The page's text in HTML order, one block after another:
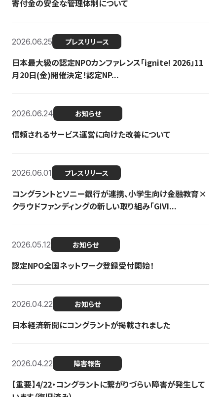
寄付金の安全な管理体制について
2026.06.25 プレスリリース
日本最大級の認定NPOカンファレンス「ignite! 2026」11
月20日(金)開催決定！認定NP...
2026.06.24 お知らせ
信頼されるサービス運営に向けた改善について
2026.06.01 プレスリリース
コングラントとソニー銀行が連携、小学生向け金融教育×
クラウドファンディングの新しい取り組み「GIVI...
2026.05.12 お知らせ
認定NPO全国ネットワーク登録受付開始！
2026.04.22 お知らせ
日本経済新聞にコングラントが掲載されました
2026.04.22 障害報告
【重要】4/22・コングラントに繋がりづらい障害が発生して